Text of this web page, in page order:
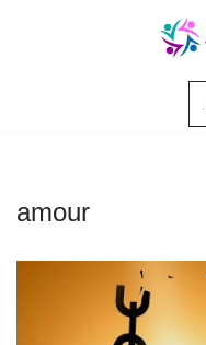
amour